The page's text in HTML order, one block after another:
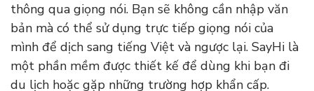
thông qua giọng nói. Bạn sẽ không cần nhập văn
bản mà có thể sử dụng trực tiếp giọng nói của
mình để dịch sang tiếng Việt và ngược lại. SayHi là
một phần mềm được thiết kế để dùng khi bạn đi
du lịch hoặc gặp những trường hợp khẩn cấp.